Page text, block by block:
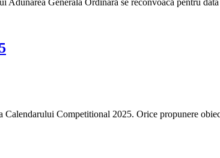
Generala Ordinară se reconvoacă pentru
Competitional 2025. Orice propunere